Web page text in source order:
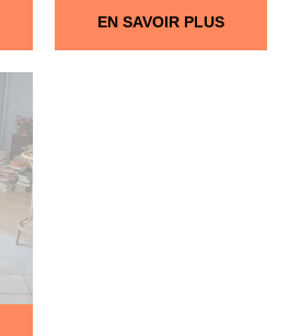
EN SAVOIR PLUS